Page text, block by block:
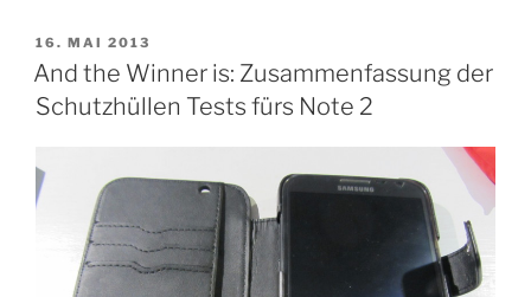
VERÖFFENTLICHT
AM
16. MAI 2013
And the Winner is: Zusammenfassung der
Schutzhüllen Tests fürs Note 2